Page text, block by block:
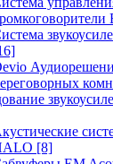
[8]